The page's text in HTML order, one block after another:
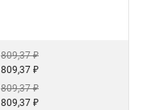
809,37 ₽
809,37 ₽
809,37 ₽
809,37 ₽